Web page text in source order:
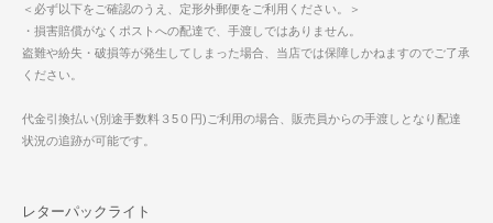
＜必ず以下をご確認のうえ、定形外郵便をご利用ください。＞
・損害賠償がなくポストへの配達で、手渡しではありません。
盗難や紛失・破損等が発生してしまった場合、当店では保障しかねますのでご了承
ください。
代金引換払い(別途手数料３5０円)ご利用の場合、販売員からの手渡しとなり配達
状況の追跡が可能です。
レターパックライト